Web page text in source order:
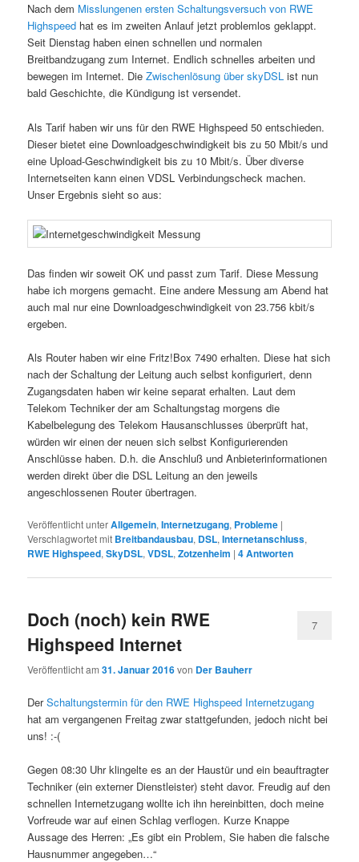
Nach dem Misslungenen ersten Schaltungsversuch von RWE
Highspeed hat es im zweiten Anlauf jetzt problemlos geklappt.
Seit Dienstag haben einen schnellen und normalen
Breitbandzugang zum Internet. Endlich schnelles arbeiten und
bewegen im Internet. DieZwischenlösung über skyDSL ist nun
bald Geschichte, die Kündigung ist versendet.
Als Tarif haben wir uns für den RWE Highspeed 50 entschieden.
Dieser bietet eine Downloadgeschwindigkeit bis zu 50 Mbit/s und
eine Upload-Geschwindigkeit bis zu 10 Mbit/s. Über diverse
Internetseiten kann einen VDSL Verbindungscheck machen.
Unser Ergebnis sieht so aus:
Das finden wir soweit OK und passt zum Tarif. Diese Messung
habe ich morgens gemacht. Eine andere Messung am Abend hat
auch mal nur eine Downloadgeschwindigkeit von 23.756 kbit/s
ergeben.
Als Router haben wir eine Fritz!Box 7490 erhalten. Diese hat sich
nach der Schaltung der Leitung auch selbst konfiguriert, denn
Zugangsdaten haben wir keine separat erhalten. Laut dem
Telekom Techniker der am Schaltungstag morgens die
Kabelbelegung des Telekom Hausanschlusses überprüft hat,
würden wir einen der neuen sich selbst Konfigurierenden
Anschlüsse haben. D.h. die Anschluß und Anbieterinformationen
werden direkt über die DSL Leitung an den jeweils
angeschlossenen Router übertragen.
Veröffentlicht unterAllgemein,Internetzugang, Probleme |
Verschlagwortet mit Breitbandausbau, DSL,Internetanschluss,
RWE Highspeed,SkyDSL,VDSL,Zotzenheim |4Antworten
Doch (noch) kein RWE
Highspeed Internet
Veröffentlicht am31. Januar 2016von Der Bauherr
7
DerSchaltungstermin für den RWE Highspeed Internetzugang
hat am vergangenen Freitag zwar stattgefunden, jedoch nicht bei
uns! :-(
Gegen 08:30 Uhr klingelte es an der Haustür und ein beauftragter
Techniker (ein externer Dienstleister) steht davor. Freudig auf den
schnellen Internetzugang wollte ich ihn hereinbitten, doch meine
Vorfreude war auf einen Schlag verflogen. Kurze Knappe
Aussage des Herren: „Es gibt ein Problem, Sie haben die falsche
Hausnummer angegeben…“